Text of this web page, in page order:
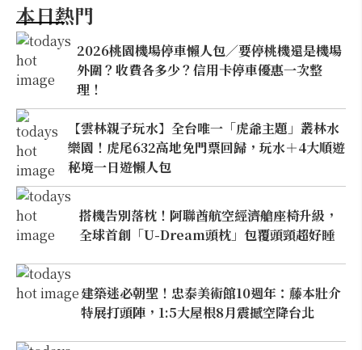
本日熱門
2026桃園機場停車懶人包／要停桃機還是機場
外圍？收費各多少？信用卡停車優惠一次整
理！
【雲林親子玩水】全台唯一「虎爺主題」叢林水
樂園！虎尾632高地免門票回歸，玩水＋4大順遊
秘境一日遊懶人包
搭機告別落枕！阿聯酋航空經濟艙座椅升級，
全球首創「U-Dream頭枕」包覆頭頸超好睡
建築迷必朝聖！忠泰美術館10週年：藤本壯介
特展打頭陣，1:5大屋根8月震撼空降台北